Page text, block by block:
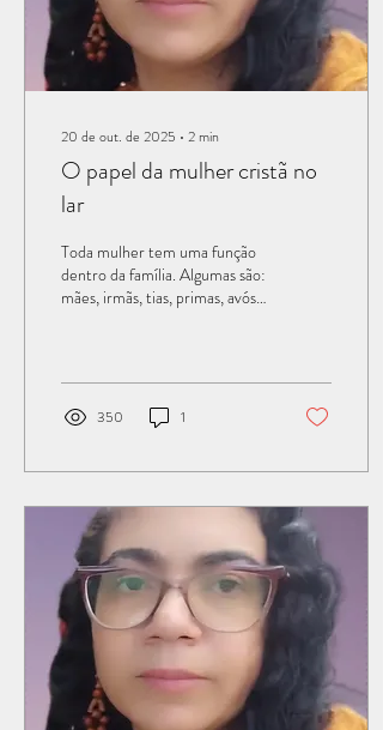
20 de out. de 2025 ∙ 2 min
O papel da mulher cristã no
lar
Toda mulher tem uma função
dentro da família. Algumas são:
mães, irmãs, tias, primas, avós...
mulher pode assumir; mas me
deterei em três deles. · Papel
da mãe: Ensinar seu filho no
As mães têm uma grande
responsabilidade e privilégio;
ensinar os seus filhos no
caminho do Senhor. Leia
também Dt 6.5-9. Mãe
aproveite para ensinar seu filho
no caminho do Senhor.
Reunia-se com...
350 1